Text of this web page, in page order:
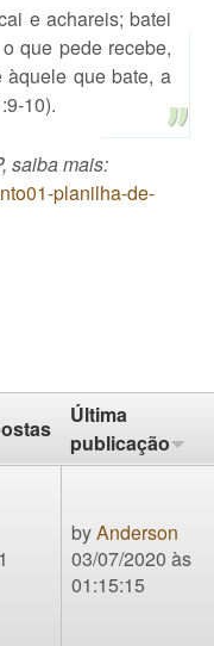
e achareis; batei
que pede recebe,
àquele que bate, a
10).
saiba mais:
planilha-de-
Última
publicação
1
byAnderson
03/07/2020 às
01:15:15